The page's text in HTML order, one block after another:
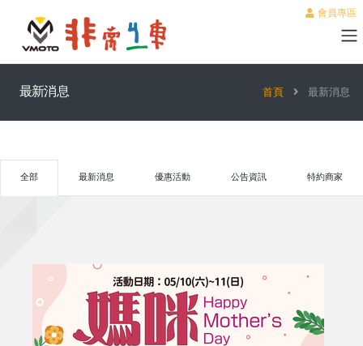
會員專區
最新消息 首頁 最新消息
全部 最新消息 優惠活動 公告資訊 特約商家